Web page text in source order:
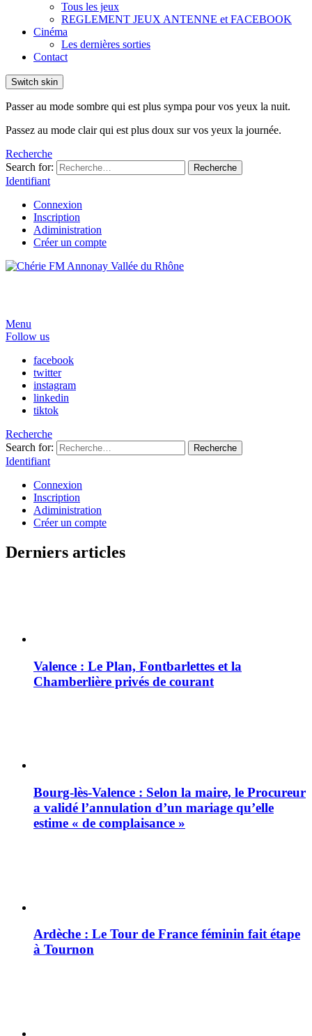
Tous les jeux
REGLEMENT JEUX ANTENNE et FACEBOOK
Cinéma
Les dernières sorties
Contact
Switch skin
Passer au mode sombre qui est plus sympa pour vos yeux la nuit.
Passez au mode clair qui est plus doux sur vos yeux la journée.
Recherche
Search for:
Recherche
Identifiant
Connexion
Inscription
Adiministration
Créer un compte
Menu
Follow us
facebook
twitter
instagram
linkedin
tiktok
Recherche
Search for:
Recherche
Identifiant
Connexion
Inscription
Adiministration
Créer un compte
Derniers articles
Valence : Le Plan, Fontbarlettes et la
Chamberlière privés de courant
Bourg-lès-Valence : Selon la maire, le Procureur
a validé l’annulation d’un mariage qu’elle
estime « de complaisance »
Ardèche : Le Tour de France féminin fait étape
à Tournon